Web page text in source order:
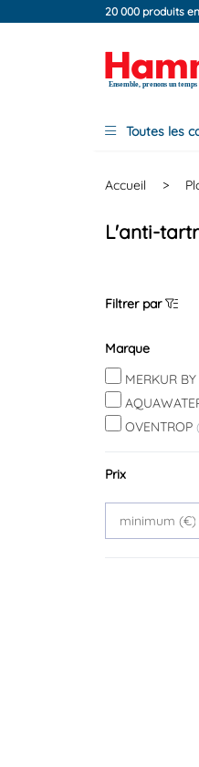
20 000 produits
Ensemble, prenons un temps
Toutes les
Accueil >
L'anti-
Filtrer par
Marque
MERKUR
OVENTROP
Prix